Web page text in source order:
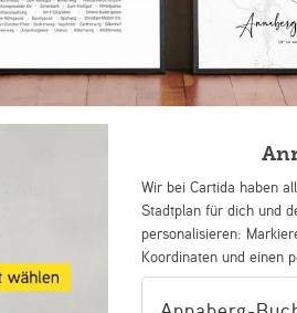
Wir bei Cartida haben
Stadtplan für dich und
personalisieren:
Koordinaten und einen